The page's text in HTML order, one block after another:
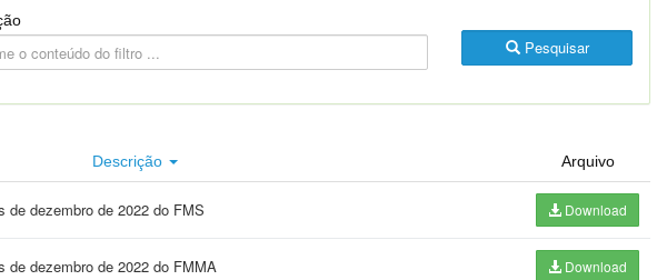
Pesquisar
Descrição Arquivo
de dezembro de 2022 do FMS Download
de dezembro de 2022 do FMMA Download